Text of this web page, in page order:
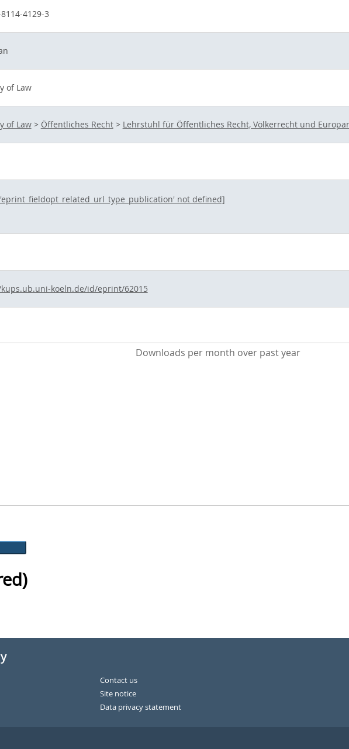
4129-3
of Law
of Law> Öffentliches Recht> Lehrstuhl für Öffentliches Recht, Völkerrecht und
not defined]
koeln.de/id/eprint/62015
Downloads per month over past year
Contact us
Site notice
Data privacy statement